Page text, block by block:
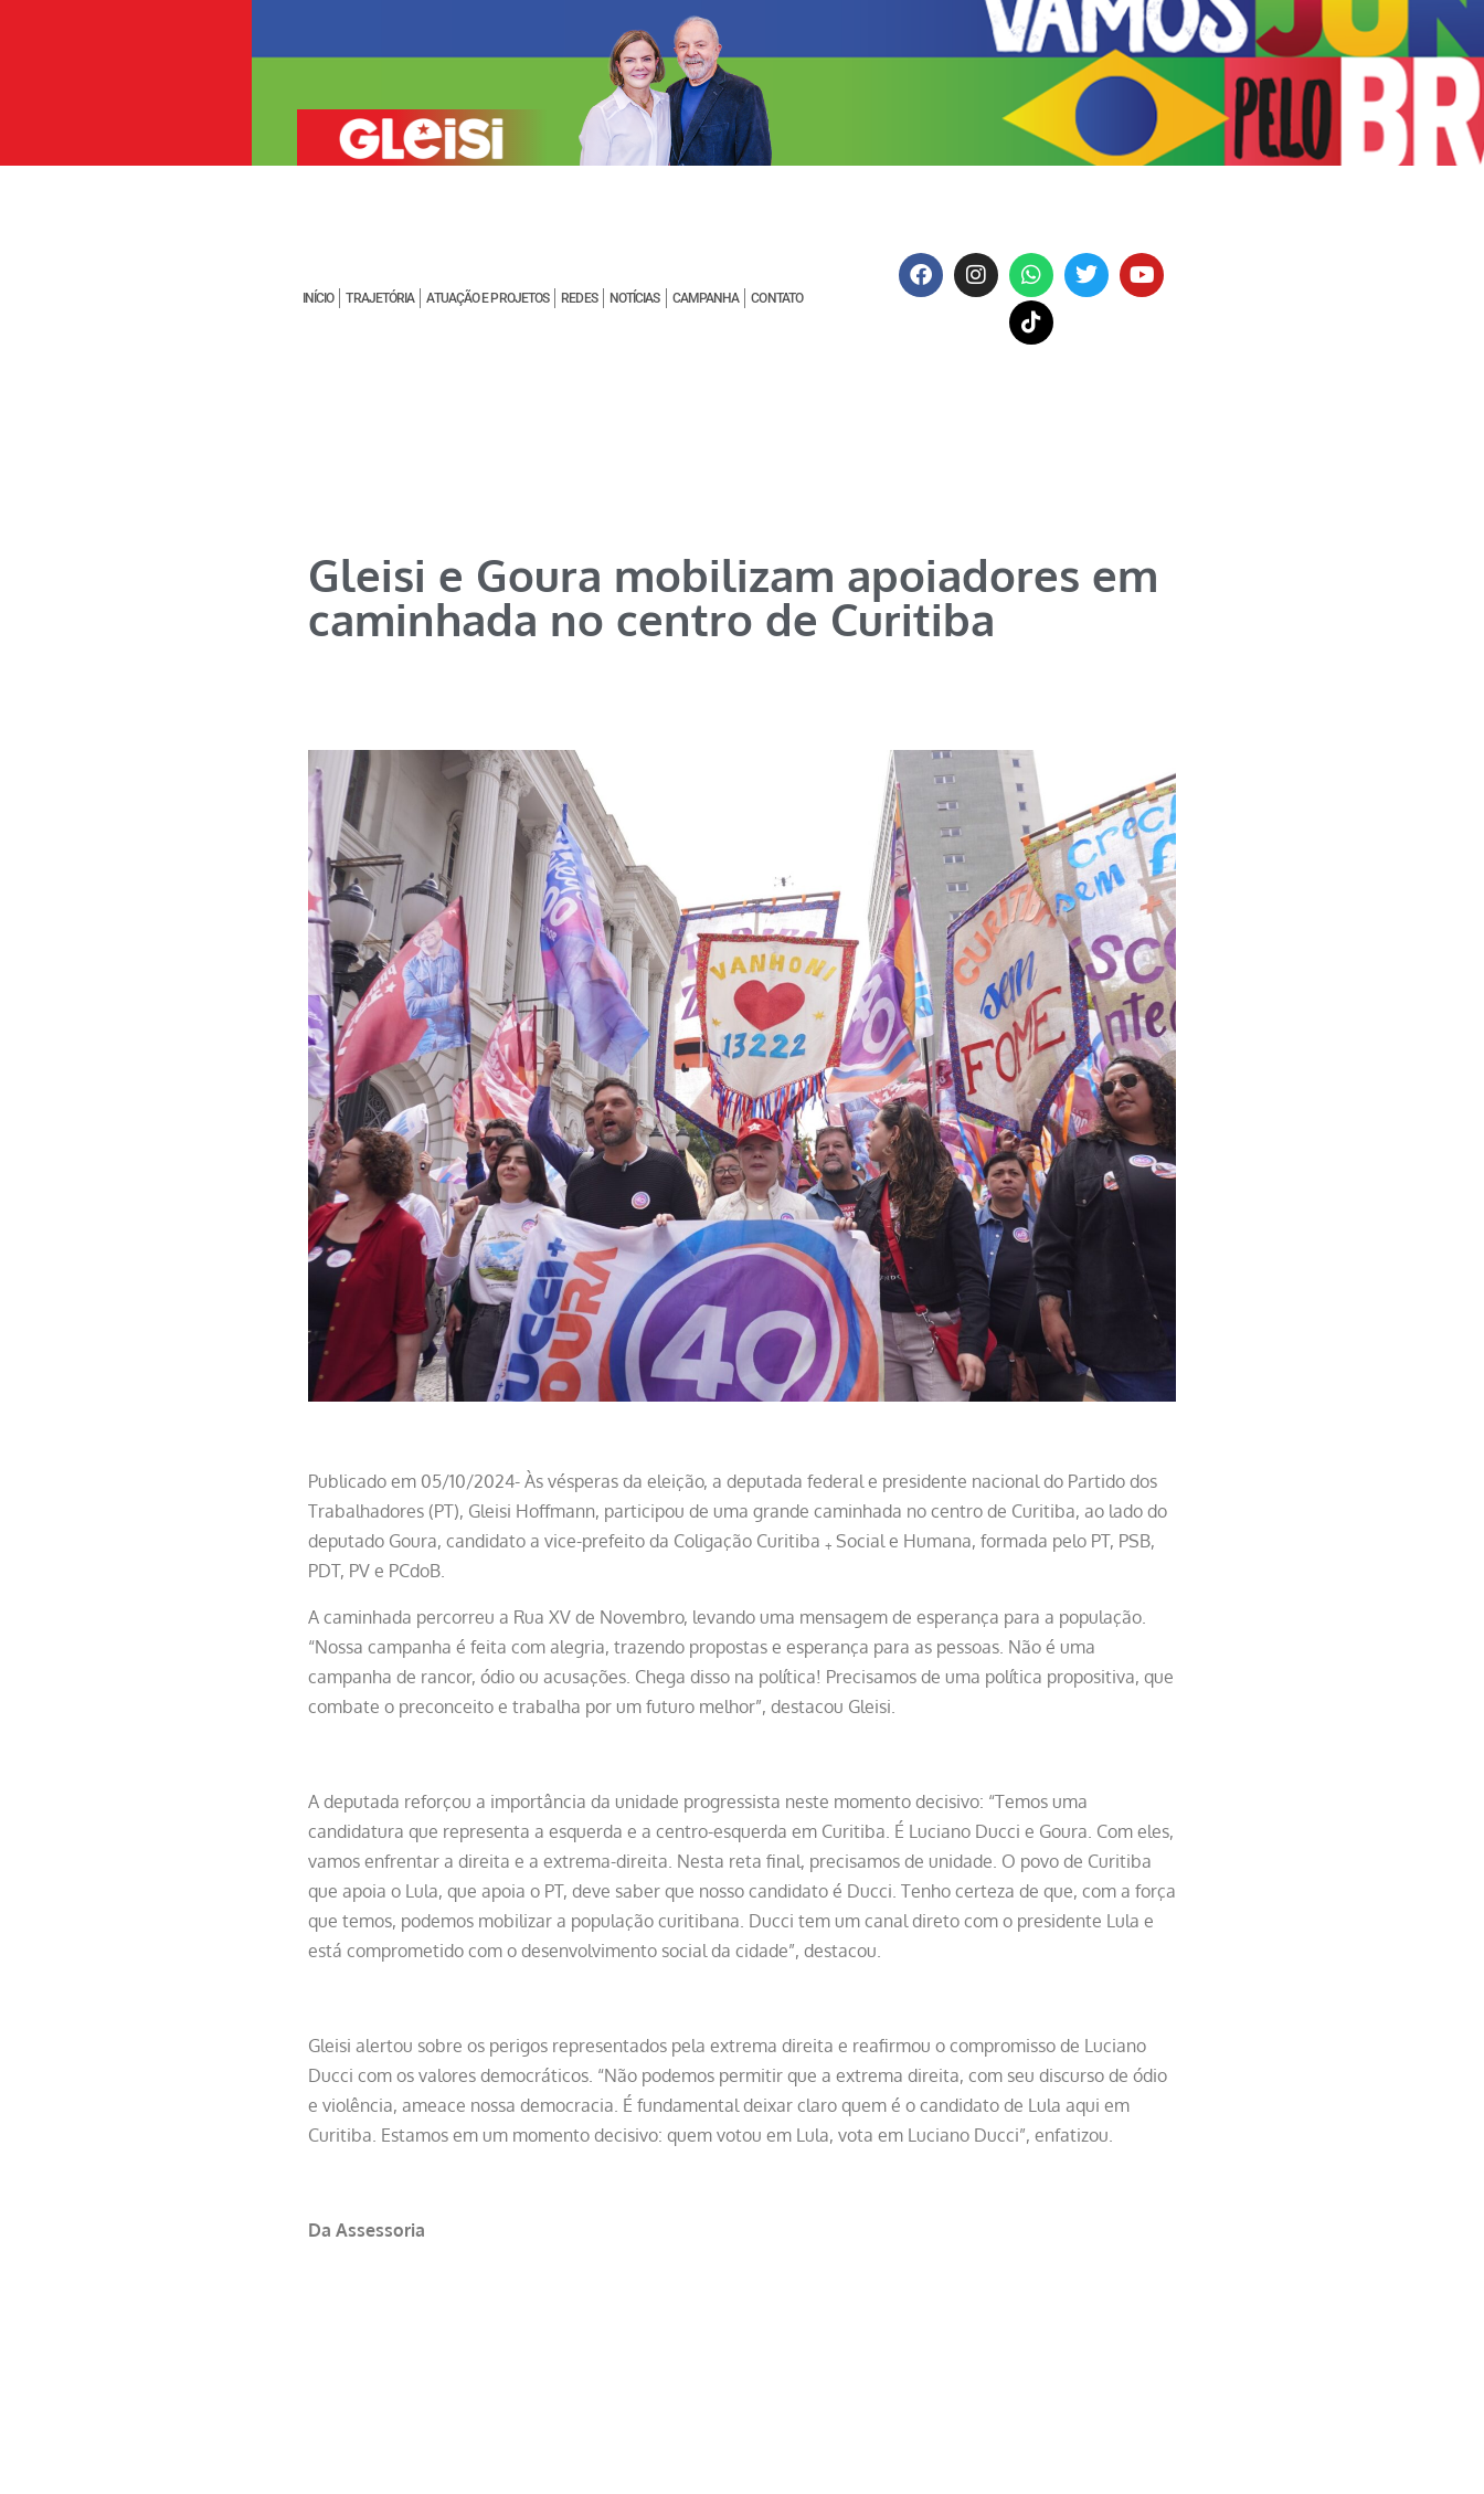
INÍCIO TRAJETÓRIA ATUAÇÃO E PROJETOS REDES NOTÍCIAS CAMPANHA CONTATO
Gleisi e Goura mobilizam apoiadores em
caminhada no centro de Curitiba
Publicado em 05/10/2024- Às vésperas da eleição, a deputada federal e presidente nacional do Partido dos
Trabalhadores (PT), Gleisi Hoffmann, participou de uma grande caminhada no centro de Curitiba, ao lado do
deputado Goura, candidato a vice-prefeito da Coligação Curitiba + Social e Humana, formada pelo PT, PSB,
PDT, PV e PCdoB.
A caminhada percorreu a Rua XV de Novembro, levando uma mensagem de esperança para a população.
“Nossa campanha é feita com alegria, trazendo propostas e esperança para as pessoas. Não é uma
campanha de rancor, ódio ou acusações. Chega disso na política! Precisamos de uma política propositiva, que
combate o preconceito e trabalha por um futuro melhor”, destacou Gleisi.
A deputada reforçou a importância da unidade progressista neste momento decisivo: “Temos uma
candidatura que representa a esquerda e a centro-esquerda em Curitiba. É Luciano Ducci e Goura. Com eles,
vamos enfrentar a direita e a extrema-direita. Nesta reta final, precisamos de unidade. O povo de Curitiba
que apoia o Lula, que apoia o PT, deve saber que nosso candidato é Ducci. Tenho certeza de que, com a força
que temos, podemos mobilizar a população curitibana. Ducci tem um canal direto com o presidente Lula e
está comprometido com o desenvolvimento social da cidade”, destacou.
Gleisi alertou sobre os perigos representados pela extrema direita e reafirmou o compromisso de Luciano
Ducci com os valores democráticos. “Não podemos permitir que a extrema direita, com seu discurso de ódio
e violência, ameace nossa democracia. É fundamental deixar claro quem é o candidato de Lula aqui em
Curitiba. Estamos em um momento decisivo: quem votou em Lula, vota em Luciano Ducci”, enfatizou.
Da Assessoria